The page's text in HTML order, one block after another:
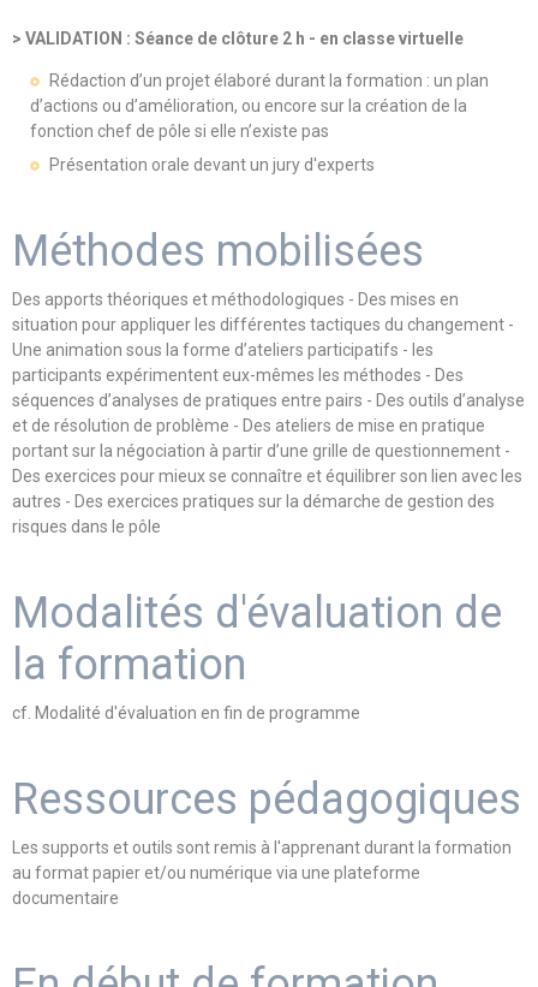
> VALIDATION : Séance de clôture 2 h - en classe virtuelle
Rédaction d’un projet élaboré durant la formation : un plan
d’actions ou d’amélioration, ou encore sur la création de la
fonction chef de pôle si elle n’existe pas
Présentation orale devant un jury d'experts
Méthodes mobilisées
Des apports théoriques et méthodologiques - Des mises en
situation pour appliquer les différentes tactiques du changement -
Une animation sous la forme d’ateliers participatifs - les
participants expérimentent eux-mêmes les méthodes - Des
séquences d’analyses de pratiques entre pairs - Des outils d’analyse
et de résolution de problème - Des ateliers de mise en pratique
portant sur la négociation à partir d’une grille de questionnement -
Des exercices pour mieux se connaître et équilibrer son lien avec les
autres - Des exercices pratiques sur la démarche de gestion des
risques dans le pôle
Modalités d'évaluation de
la formation
cf. Modalité d'évaluation en fin de programme
Ressources pédagogiques
Les supports et outils sont remis à l'apprenant durant la formation
au format papier et/ou numérique via une plateforme
documentaire